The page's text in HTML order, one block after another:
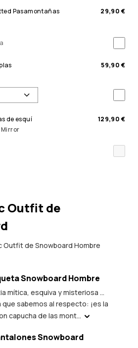
Pasamontañas
29,90 €
59,90 €
de esquí
129,90 €
Outfit de
Outfit de Snowboard Hombre
Snowboard Hombre
mítica, esquiva y misteriosa ...
que sabemos al respecto: ¡es la
capucha de las mont...
Snowboard